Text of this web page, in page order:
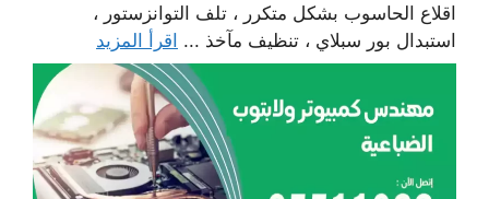
اقلاع الحاسوب بشكل متكرر ، تلف التوانزستور ،
استبدال بور سبلاي ، تنظيف مآخذ ... اقرأ المزيد